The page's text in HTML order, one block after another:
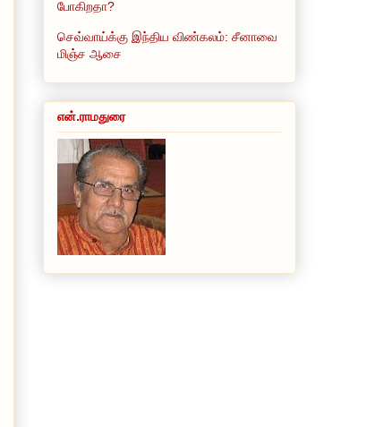
போகிறதா?
செவ்வாய்க்கு இந்திய விண்கலம்: சீனாவை
மிஞ்ச ஆசை
என்.ராமதுரை